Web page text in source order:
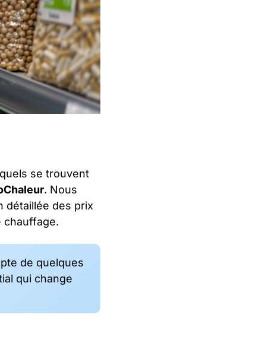
se trouvent
. Nous
détaillée des prix
chauffage.
de quelques
qui change